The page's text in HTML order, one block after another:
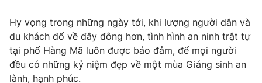
Hy vọng trong những ngày tới, khi lượng người dân và
du khách đổ về đây đông hơn, tình hình an ninh trật tự
tại phố Hàng Mã luôn được bảo đảm, để mọi người
đều có những kỷ niệm đẹp về một mùa Giáng sinh an
lành, hạnh phúc.